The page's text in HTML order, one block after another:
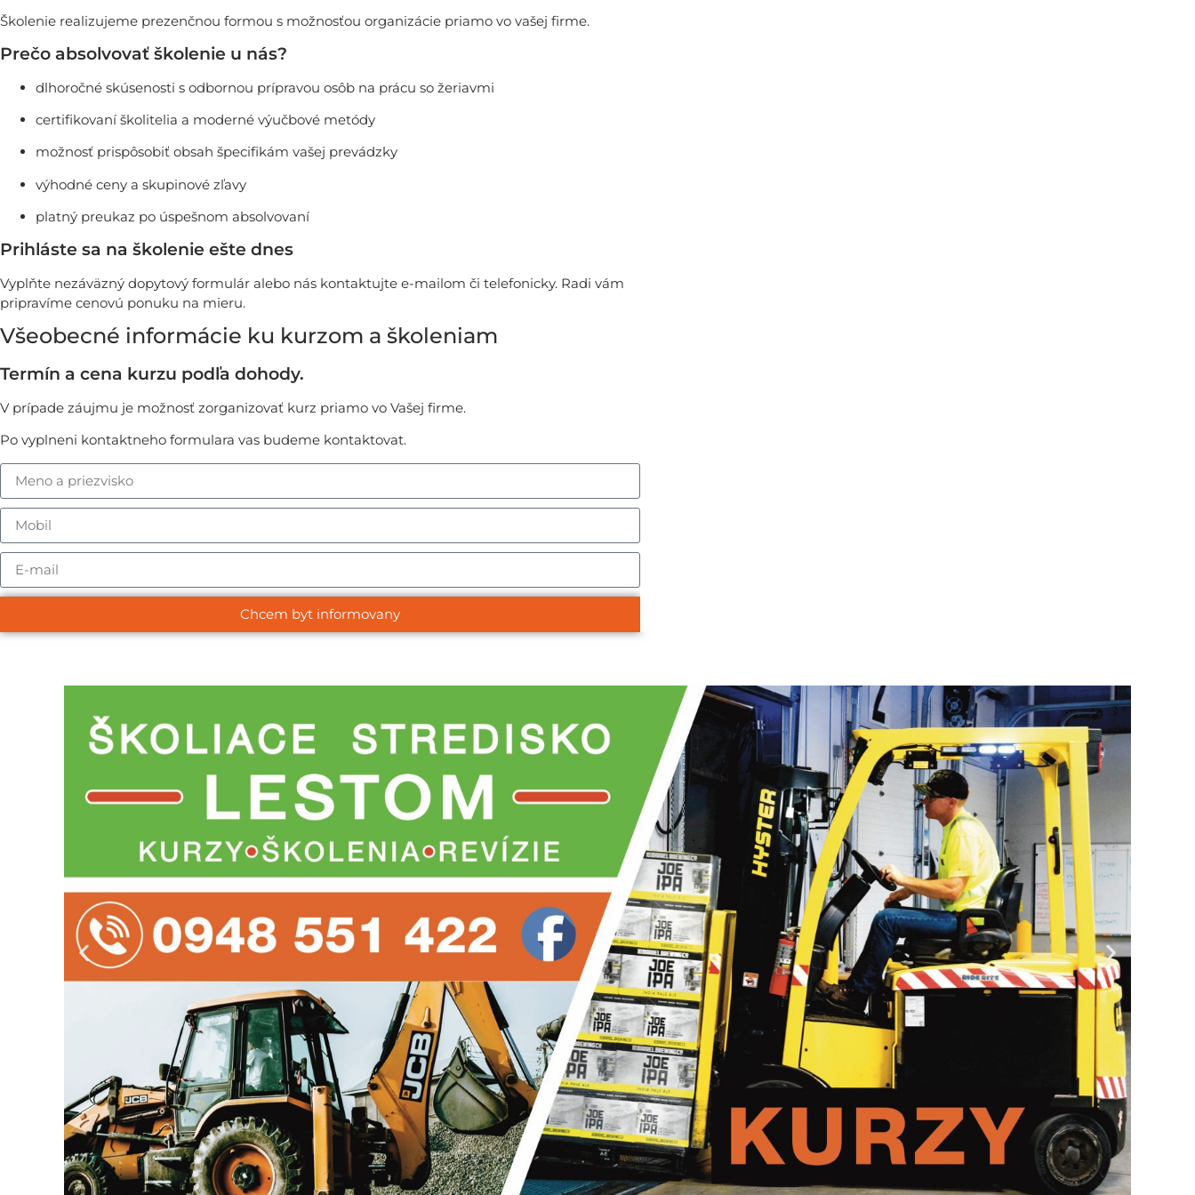
Školenie realizujeme prezenčnou formou s možnosťou organizácie priamo vo vašej firme.
Prečo absolvovať školenie u nás?
dlhoročné skúsenosti s odbornou prípravou osôb na prácu so žeriavmi
certifikovaní školitelia a moderné výučbové metódy
možnosť prispôsobiť obsah špecifikám vašej prevádzky
výhodné ceny a skupinové zľavy
platný preukaz po úspešnom absolvovaní
Prihláste sa na školenie ešte dnes
Vyplňte nezáväzný dopytový formulár alebo nás kontaktujte e-mailom či telefonicky. Radi vám
pripravíme cenovú ponuku na mieru.
Všeobecné informácie ku kurzom a školeniam
Termín a cena kurzu podľa dohody.
V prípade záujmu je možnosť zorganizovať kurz priamo vo Vašej firme.
Po vyplneni kontaktneho formulara vas budeme kontaktovat.
Chcem byt informovany